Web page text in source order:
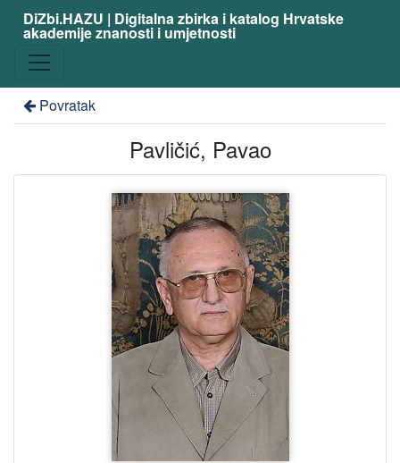
DiZbi.HAZU | Digitalna zbirka i katalog Hrvatske
akademije znanosti i umjetnosti
Povratak
Pavličić, Pavao